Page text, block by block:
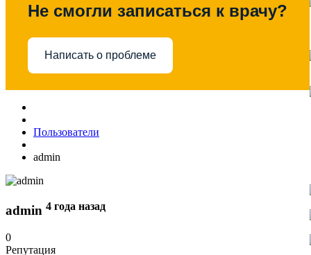
Не смогли записаться к врачу?
Написать о проблеме
Пользователи
admin
admin 4 года назад
0
Репутация